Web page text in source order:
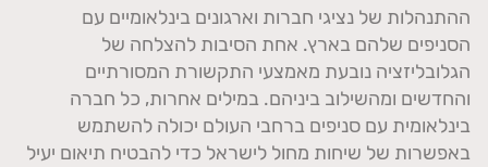
ההתנהלות של נציגי חברות וארגונים בינלאומיים עם
הסניפים שלהם בארץ. אחת הסיבות להצלחה של
הגלובליזציה נובעת מאמצעי התקשורת המסורתיים
והחדשים ומהשילוב ביניהם. במילים אחרות, כל חברה
בינלאומית עם סניפים ברחבי העולם יכולה להשתמש
באפשרות של שיחות מחול לישראל כדי להבטיח תיאום יעיל